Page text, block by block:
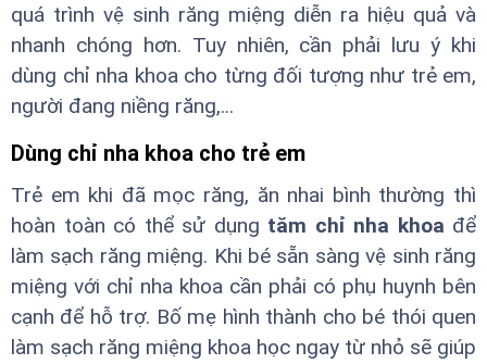
quá trình vệ sinh răng miệng diễn ra hiệu quả và
nhanh chóng hơn. Tuy nhiên, cần phải lưu ý khi
dùng chỉ nha khoa cho từng đối tượng như trẻ em,
người đang niềng răng,...
Dùng chỉ nha khoa cho trẻ em
Trẻ em khi đã mọc răng, ăn nhai bình thường thì
hoàn toàn có thể sử dụng tăm chỉ nha khoa để
làm sạch răng miệng. Khi bé sẵn sàng vệ sinh răng
miệng với chỉ nha khoa cần phải có phụ huynh bên
cạnh để hỗ trợ. Bố mẹ hình thành cho bé thói quen
làm sạch răng miệng khoa học ngay từ nhỏ sẽ giúp